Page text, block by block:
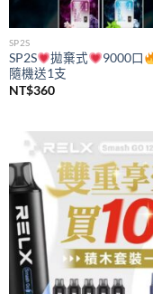
SP2S
SP2S 拋棄式 9000口
隨機送1支
NT$360